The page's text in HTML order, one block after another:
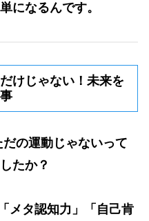
になるんです。
けじゃない！未来を
の運動じゃないって
たか？
メタ認知力」「自己肯